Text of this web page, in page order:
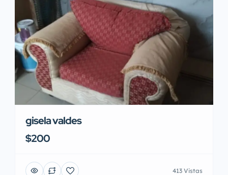
gisela valdes
$200
413 Vistas